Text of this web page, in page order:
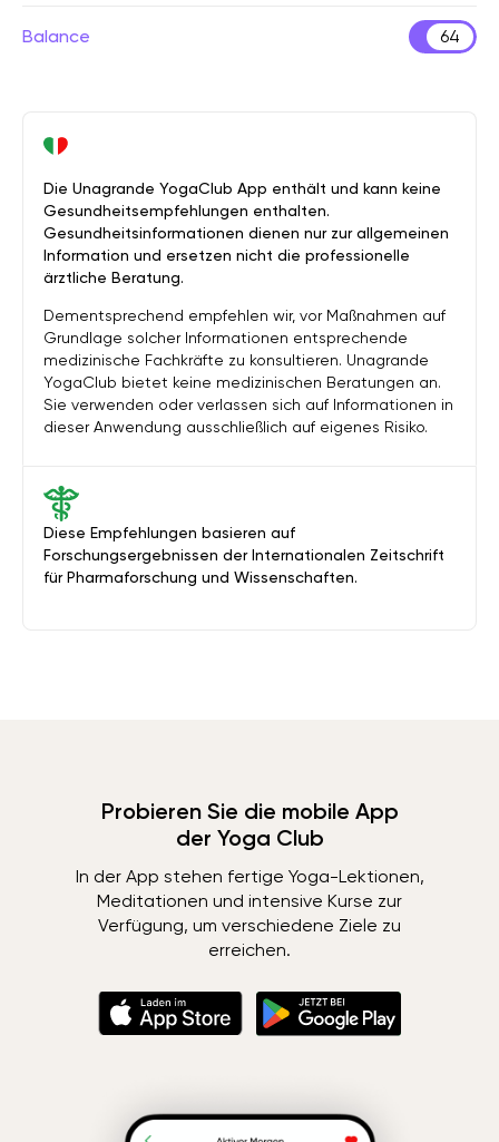
Balance 64
Diese Empfehlungen basieren auf
Forschungsergebnissen der Internationalen Zeitschrift
für Pharmaforschung und Wissenschaften.
Die Unagrande YogaClub App enthält und kann keine
Gesundheitsempfehlungen enthalten.
Gesundheitsinformationen dienen nur zur allgemeinen
Information und ersetzen nicht die professionelle
ärztliche Beratung.
Dementsprechend empfehlen wir, vor Maßnahmen auf
Grundlage solcher Informationen entsprechende
medizinische Fachkräfte zu konsultieren. Unagrande
YogaClub bietet keine medizinischen Beratungen an.
Sie verwenden oder verlassen sich auf Informationen in
dieser Anwendung ausschließlich auf eigenes Risiko.
Probieren Sie die mobile App
der Yoga Club
In der App stehen fertige Yoga-Lektionen,
Meditationen und intensive Kurse zur
Verfügung, um verschiedene Ziele zu
erreichen.